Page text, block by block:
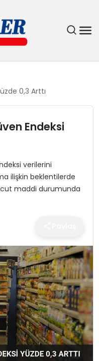
0,3 Arttı
Endeksi
verilerini
ilişkin beklentilerde
maddi durumunda